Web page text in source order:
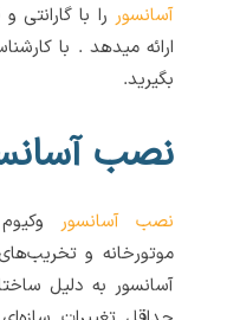
آسانسور را با
ارائه میدهد . با
بگیرید.
نصب
نصب آسانسور
موتورخانه و
آسانسور به دلیل